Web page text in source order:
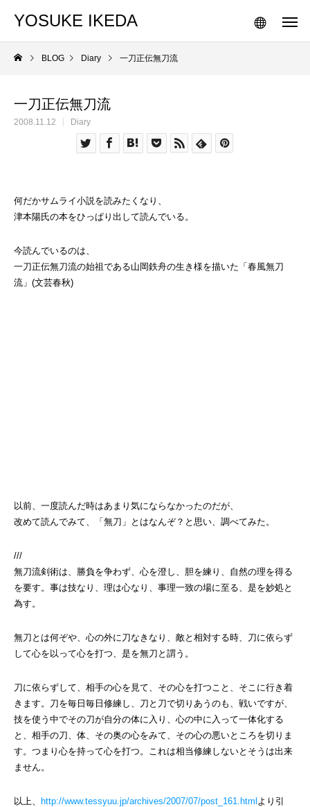
YOSUKE IKEDA
BLOG Diary 一刀正伝無刀流
一刀正伝無刀流
2008.11.12 Diary
何だかサムライ小説を読みたくなり、
津本陽氏の本をひっぱり出して読んでいる。
今読んでいるのは、
一刀正伝無刀流の始祖である山岡鉄舟の生き様を描いた「春風無刀
流」(文芸春秋)
以前、一度読んだ時はあまり気にならなかったのだが、
改めて読んでみて、「無刀」とはなんぞ？と思い、調べてみた。
///
無刀流剣術は、勝負を争わず、心を澄し、胆を練り、自然の理を得る
を要す。事は技なり、理は心なり、事理一致の場に至る、是を妙処と
為す。
無刀とは何ぞや、心の外に刀なきなり、敵と相対する時、刀に依らず
して心を以って心を打つ、是を無刀と謂う。
刀に依らずして、相手の心を見て、その心を打つこと、そこに行き着
きます。刀を毎日毎日修練し、刀と刀で切りあうのも、戦いですが、
技を使う中でその刀が自分の体に入り、心の中に入って一体化する
と、相手の刀、体、その奥の心をみて、その心の悪いところを切りま
す。つまり心を持って心を打つ。これは相当修練しないとそうは出来
ません。
以上、 http://www.tessyuu.jp/archives/2007/07/post_161.html より引